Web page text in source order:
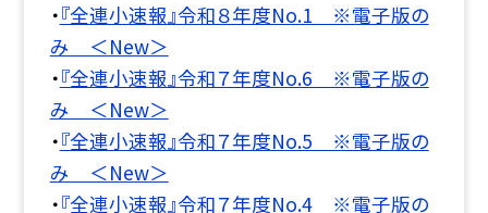
・『全連小速報』令和８年度No.1 ※電子版の
み ＜New＞
・『全連小速報』令和７年度No.6 ※電子版の
み ＜New＞
・『全連小速報』令和７年度No.5 ※電子版の
み ＜New＞
・『全連小速報』令和７年度No.4 ※電子版の